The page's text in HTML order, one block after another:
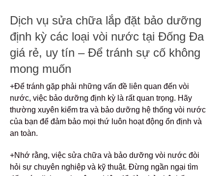
Dịch vụ sửa chữa lắp đặt bảo dưỡng
định kỳ các loại vòi nước tại Đống Đa
giá rẻ, uy tín – Để tránh sự cố không
mong muốn
+Để tránh gặp phải những vấn đề liên quan đến vòi
nước, việc bảo dưỡng định kỳ là rất quan trọng. Hãy
thường xuyên kiểm tra và bảo dưỡng hệ thống vòi nước
của bạn để đảm bảo mọi thứ luôn hoạt động ổn định và
an toàn.
+Nhớ rằng, việc sửa chữa và bảo dưỡng vòi nước đòi
hỏi sự chuyên nghiệp và kỹ thuật. Đừng ngần ngại tìm